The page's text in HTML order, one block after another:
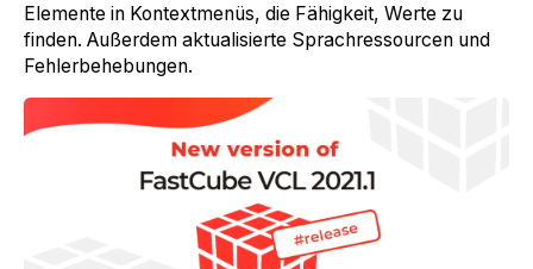
Elemente in Kontextmenüs, die Fähigkeit, Werte zu
finden. Außerdem aktualisierte Sprachressourcen und
Fehlerbehebungen.